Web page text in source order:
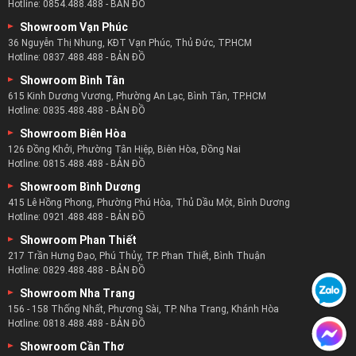
Hotline: 0854.488.488 - BẢN ĐỒ
Showroom Vạn Phúc
36 Nguyễn Thị Nhung, KĐT Vạn Phúc, Thủ Đức, TP.HCM
Hotline: 0837.488.488 - BẢN ĐỒ
Showroom Bình Tân
615 Kinh Dương Vương, Phường An Lạc, Bình Tân, TP.HCM
Hotline: 0835.488.488 - BẢN ĐỒ
Showroom Biên Hòa
126 Đồng Khởi, Phường Tân Hiệp, Biên Hòa, Đồng Nai
Hotline: 0815.488.488 - BẢN ĐỒ
Showroom Bình Dương
415 Lê Hồng Phong, Phường Phú Hòa, Thủ Dầu Một, Bình Dương
Hotline: 0921.488.488 - BẢN ĐỒ
Showroom Phan Thiết
217 Trần Hưng Đạo, Phú Thủy, TP. Phan Thiết, Bình Thuận
Hotline: 0829.488.488 - BẢN ĐỒ
Showroom Nha Trang
156 - 158 Thống Nhất, Phương Sài, TP. Nha Trang, Khánh Hòa
Hotline: 0818.488.488 - BẢN ĐỒ
Showroom Cần Thơ